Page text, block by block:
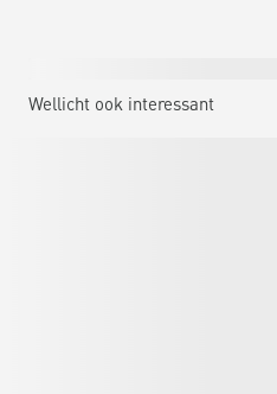
Wellicht ook interessant